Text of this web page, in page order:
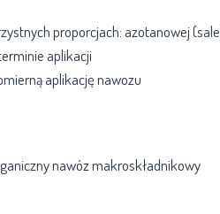
proporcjach: azotanowej
aplikacji
aplikację nawozu
nawóz makroskładnikowy